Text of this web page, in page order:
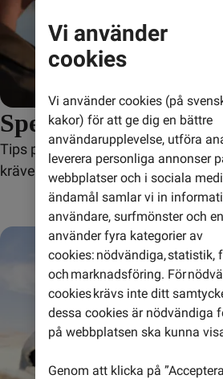
Spela utan Internet!
Tips på bra offline-spel för Android
kräver internetuppkoppling.
Vi använder
cookies
Vi använder cookies (på
kakor) för att ge dig en bättre
användarupplevelse, utföra
leverera personliga annonser
webbplatser och i sociala
ändamål samlar vi in
användare, surfmönster och
använder fyra kategorier av
cookies: nödvändiga, statistik,
och marknadsföring. För
cookies krävs inte ditt
dessa cookies är nödvändiga
på webbplatsen ska kunna
Genom att klicka på